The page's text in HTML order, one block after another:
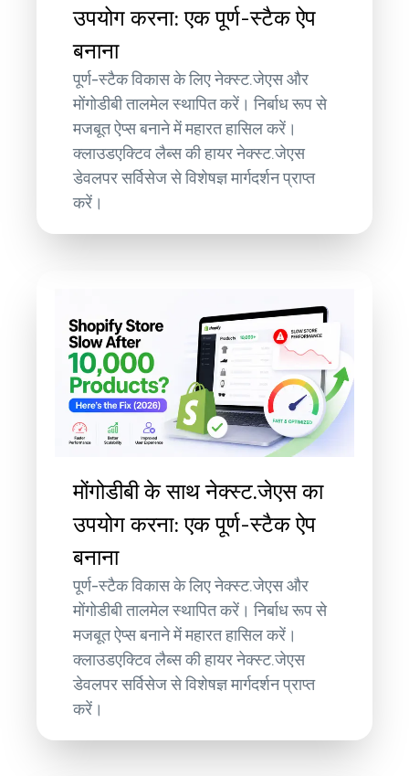
उपयोग करना: एक पूर्ण-स्टैक ऐप
बनाना
पूर्ण-स्टैक विकास के लिए नेक्स्ट.जेएस और
मोंगोडीबी तालमेल स्थापित करें। निर्बाध रूप से
मजबूत ऐप्स बनाने में महारत हासिल करें।
क्लाउडएक्टिव लैब्स की हायर नेक्स्ट.जेएस
डेवलपर सर्विसेज से विशेषज्ञ मार्गदर्शन प्राप्त
करें।
मोंगोडीबी के साथ नेक्स्ट.जेएस का
उपयोग करना: एक पूर्ण-स्टैक ऐप
बनाना
पूर्ण-स्टैक विकास के लिए नेक्स्ट.जेएस और
मोंगोडीबी तालमेल स्थापित करें। निर्बाध रूप से
मजबूत ऐप्स बनाने में महारत हासिल करें।
क्लाउडएक्टिव लैब्स की हायर नेक्स्ट.जेएस
डेवलपर सर्विसेज से विशेषज्ञ मार्गदर्शन प्राप्त
करें।